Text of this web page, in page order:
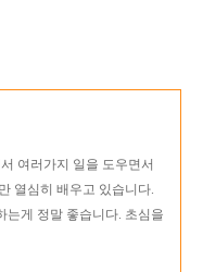
여러가지 일을 도우면서
열심히 배우고 있습니다.
는게 정말 좋습니다. 초심을